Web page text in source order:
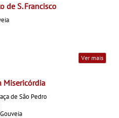
de S. Francisco
Ver mais
Misericórdia
de São Pedro